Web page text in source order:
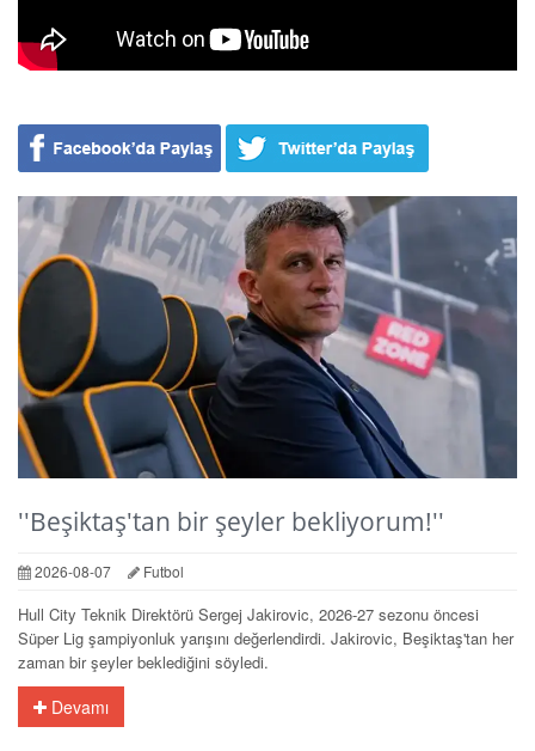
''Beşiktaş'tan bir şeyler bekliyorum!''
2026-08-07 Futbol
Hull City Teknik Direktörü Sergej Jakirovic, 2026-27 sezonu öncesi
Süper Lig şampiyonluk yarışını değerlendirdi. Jakirovic, Beşiktaş'tan her
zaman bir şeyler beklediğini söyledi.
Devamı